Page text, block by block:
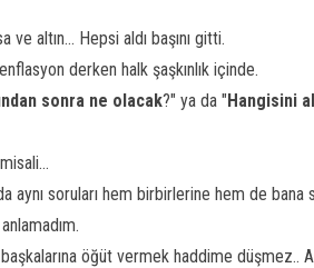
altın... Hepsi aldı başını gitti.
derken halk şaşkınlık içinde.
sonra ne olacak?" ya da "Hangisini
aynı soruları hem birbirlerine hem de bana
öğüt vermek haddime düşmez..